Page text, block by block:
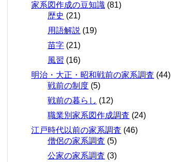
家系図作成の豆知識 (81)
歴史 (21)
用語解説 (19)
苗字 (21)
風習 (16)
明治・大正・昭和戦前の家系調査 (44)
戦前の制度 (5)
戦前の暮らし (12)
職業別家系図作成調査 (24)
江戸時代以前の家系調査 (46)
僧侶の家系調査 (5)
公家の家系調査 (3)